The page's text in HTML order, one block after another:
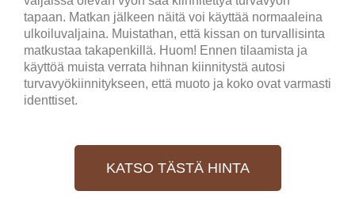
tapaan. Matkan jälkeen näitä voi käyttää normaaleina
ulkoiluvaljaina. Muistathan, että kissan on turvallisinta
matkustaa takapenkillä. Huom! Ennen tilaamista ja
käyttöä muista verrata hihnan kiinnitystä autosi
turvavyökiinnitykseen, että muoto ja koko ovat varmasti
identtiset.
KATSO TÄSTÄ HINTA